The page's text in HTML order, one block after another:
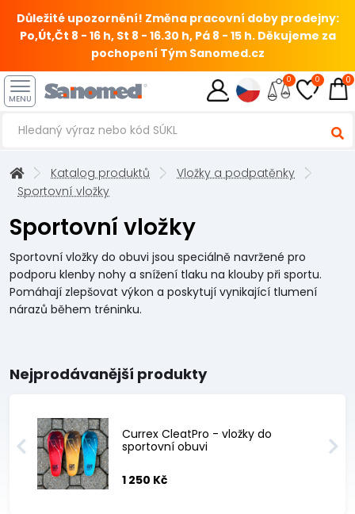
Důležité upozornění! Změna pracovní doby prodejny:
Po,Út,Čt 8 - 16 h, St 8 - 16.30 h, Pá 8 - 15 h. Děkujeme za
pochopení Tým Sanomed.cz
MENU
0 0 0
Katalog produktů
Vložky a podpatěnky
Sportovní vložky
Sportovní vložky
Sportovní vložky do obuvi jsou speciálně navržené pro
podporu klenby nohy a snížení tlaku na klouby při sportu.
Pomáhají zlepšovat výkon a poskytují vynikající tlumení
nárazů během tréninku.
Nejprodávanější produkty
Currex CleatPro - vložky do
sportovní obuvi
1 250 Kč